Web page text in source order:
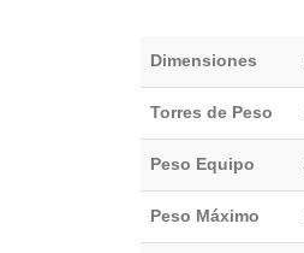
Dimensiones
Torres de Peso
Peso Equipo
Peso Máximo